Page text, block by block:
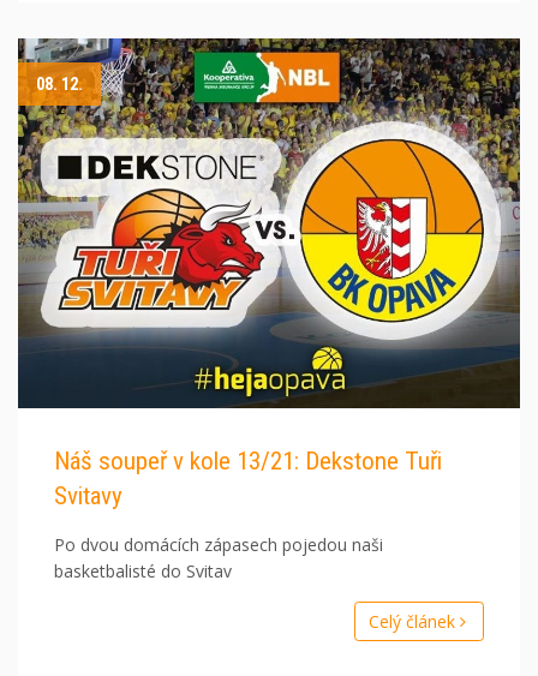
08. 12.
Náš soupeř v kole 13/21: Dekstone Tuři
Svitavy
Po dvou domácích zápasech pojedou naši
basketbalisté do Svitav
Celý článek